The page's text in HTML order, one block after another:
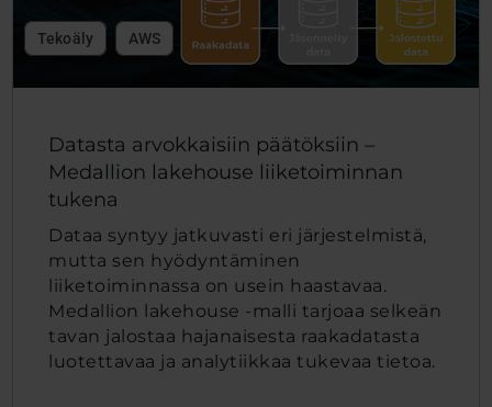
Tekoäly AWS
Datasta arvokkaisiin päätöksiin –
Medallion lakehouse liiketoiminnan
tukena
Dataa syntyy jatkuvasti eri järjestelmistä,
mutta sen hyödyntäminen
liiketoiminnassa on usein haastavaa.
Medallion lakehouse -malli tarjoaa selkeän
tavan jalostaa hajanaisesta raakadatasta
luotettavaa ja analytiikkaa tukevaa tietoa.